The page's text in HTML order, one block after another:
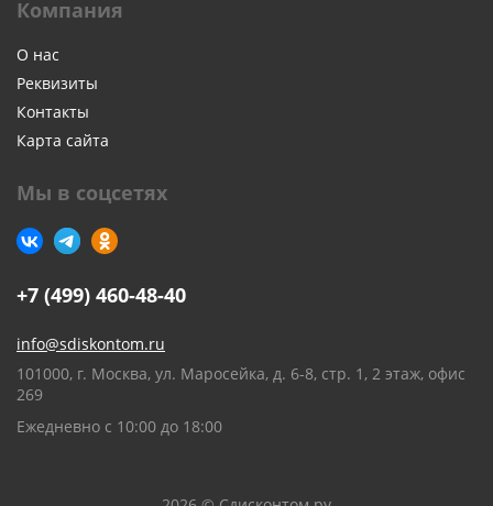
Компания
О нас
Реквизиты
Контакты
Карта сайта
Мы в соцсетях
+7 (499) 460-48-40
info@sdiskontom.ru
101000, г. Москва, ул. Маросейка, д. 6-8, стр. 1, 2 этаж, офис
269
Ежедневно с 10:00 до 18:00